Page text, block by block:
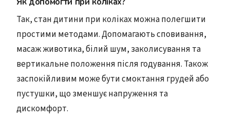
Так, стан дитини при коліках можна полегшити
простими методами. Допомагають сповивання,
масаж животика, білий шум, заколисування та
вертикальне положення після годування. Також
заспокійливим може бути смоктання грудей або
пустушки, що зменшує напруження та
дискомфорт.